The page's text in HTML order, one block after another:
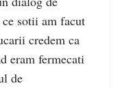
sotii am facut
credem ca
eram fermecati
de